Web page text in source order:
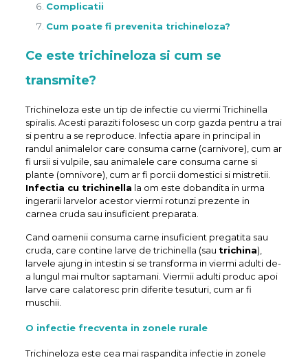
Complicatii
Cum poate fi prevenita trichineloza?
Ce este trichineloza si cum se
transmite?
Trichineloza este un tip de infectie cu viermi Trichinella
spiralis. Acesti paraziti folosesc un corp gazda pentru a trai
si pentru a se reproduce. Infectia apare in principal in
randul animalelor care consuma carne (carnivore), cum ar
fi ursii si vulpile, sau animalele care consuma carne si
plante (omnivore), cum ar fi porcii domestici si mistretii.
Infectia cu trichinella la om este dobandita in urma
ingerarii larvelor acestor viermi rotunzi prezente in
carnea cruda sau insuficient preparata.
Cand oamenii consuma carne insuficient pregatita sau
cruda, care contine larve de trichinella (sau trichina),
larvele ajung in intestin si se transforma in viermi adulti de-
a lungul mai multor saptamani. Viermii adulti produc apoi
larve care calatoresc prin diferite tesuturi, cum ar fi
muschii.
O infectie frecventa in zonele rurale
Trichineloza este cea mai raspandita infectie in zonele